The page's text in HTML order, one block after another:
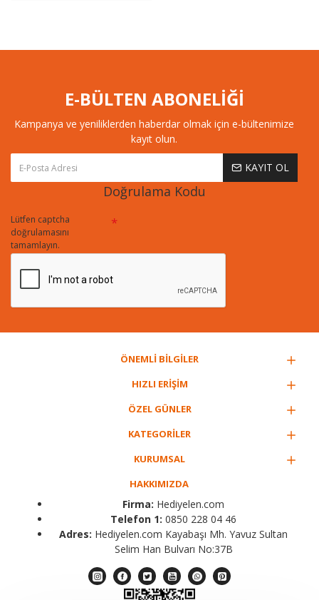
E-BÜLTEN ABONELİĞİ
Kampanya ve yeniliklerden haberdar olmak için e-bültenimize
kayıt olun.
KAYIT OL
Doğrulama Kodu
Lütfen captcha
doğrulamasını
tamamlayın.
ÖNEMLİ BİLGİLER
HIZLI ERİŞİM
ÖZEL GÜNLER
KATEGORİLER
KURUMSAL
HAKKIMIZDA
Firma: Hediyelen.com
Telefon 1: 0850 228 04 46
Adres: Hediyelen.com Kayabaşı Mh. Yavuz Sultan
Selim Han Bulvarı No:37B